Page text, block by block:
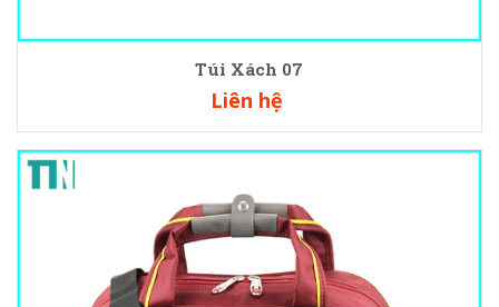
Túi Xách 07
Liên hệ